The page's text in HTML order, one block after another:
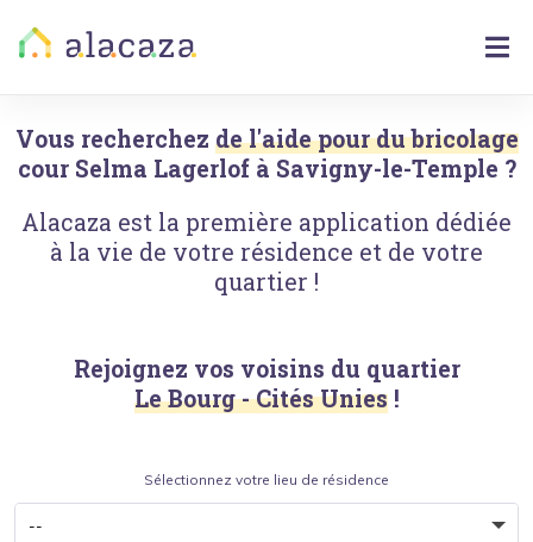
Vous recherchez de l'aide pour du bricolage
cour Selma Lagerlof à Savigny-le-Temple ?
Alacaza est la première application dédiée
à la vie de votre résidence et de votre
quartier !
Rejoignez vos voisins du quartier
Le Bourg - Cités Unies !
Sélectionnez votre lieu de résidence